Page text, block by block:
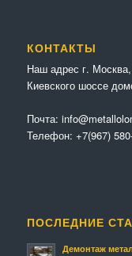
КОНТАКТЫ
Наш адрес г.
Киевского шоссе
Почта:
Телефон: +7(967)
ПОСЛЕДНИЕ
Демонтаж